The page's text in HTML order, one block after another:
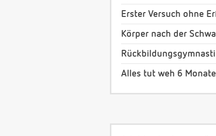
Erster Versuch ohne
Körper nach der
Alles tut weh 6